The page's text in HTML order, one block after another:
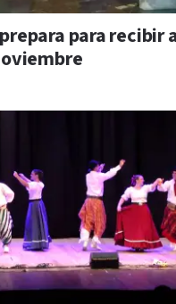
para recibir